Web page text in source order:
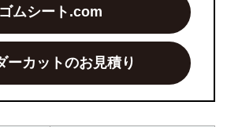
ゴムシート.com
ーカットのお見積り